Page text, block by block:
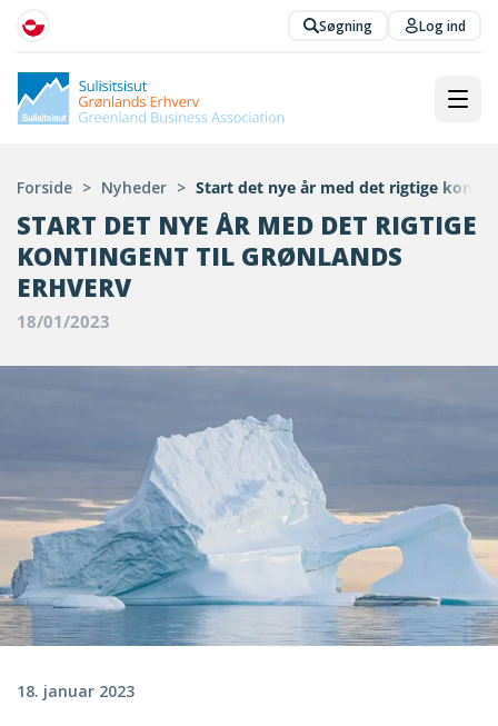
Søgning Log ind
Forside > Nyheder > Start det nye år med det rigtige
START DET NYE ÅR MED DET RIGTIGE
KONTINGENT TIL GRØNLANDS
ERHVERV
18/01/2023
18. januar 2023